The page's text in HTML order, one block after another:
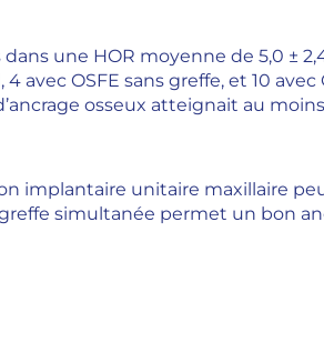
une HOR moyenne de 5,0 ±
avec OSFE sans greffe, et 10 avec
osseux atteignait au
implantaire unitaire maxillaire
simultanée permet un bon